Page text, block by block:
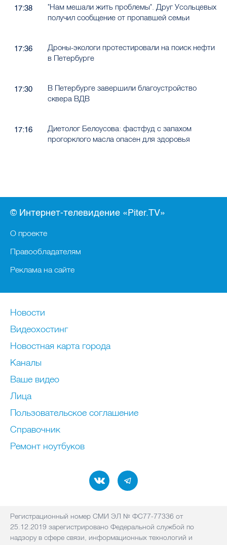
17:38
"Нам мешали жить проблемы". Друг Усольцевых
получил сообщение от пропавшей семьи
17:36
Дроны-экологи протестировали на поиск нефти
в Петербурге
17:30
В Петербурге завершили благоустройство
сквера ВДВ
17:16
Диетолог Белоусова: фастфуд с запахом
прогорклого масла опасен для здоровья
© Интернет-телевидение «Piter.TV»
О проекте
Правообладателям
Реклама на сайте
Новости
Видеохостинг
Новостная карта города
Каналы
Ваше видео
Лица
Пользовательское соглашение
Справочник
Ремонт нoутбуков
Регистрационный номер СМИ ЭЛ № ФС77-77336 от
25.12.2019 зарегистрировано Федеральной службой по
надзору в сфере связи, информационных технологий и